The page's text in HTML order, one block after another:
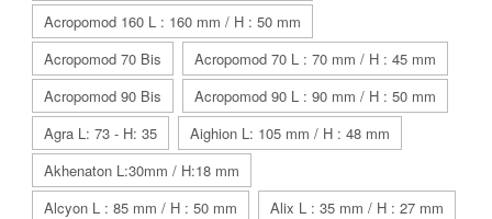
Acropomod 160 L : 160 mm / H : 50 mm
Acropomod 70 Bis
Acropomod 70 L : 70 mm / H : 45 mm
Acropomod 90 Bis
Acropomod 90 L : 90 mm / H : 50 mm
Agra L: 73 - H: 35
Aighion L: 105 mm / H : 48 mm
Akhenaton L:30mm / H:18 mm
Alcyon L : 85 mm / H : 50 mm
Alix L : 35 mm / H : 27 mm